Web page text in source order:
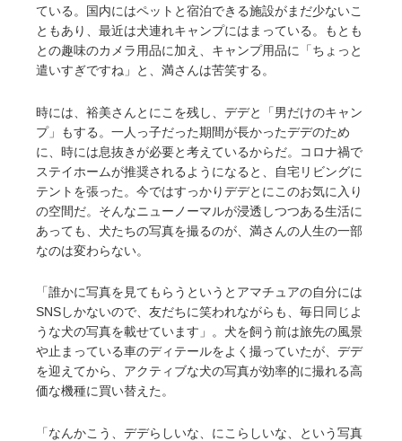
ている。国内にはペットと宿泊できる施設がまだ少ないこ
ともあり、最近は犬連れキャンプにはまっている。もとも
との趣味のカメラ用品に加え、キャンプ用品に「ちょっと
遣いすぎですね」と、満さんは苦笑する。
時には、裕美さんとにこを残し、デデと「男だけのキャン
プ」もする。一人っ子だった期間が長かったデデのため
に、時には息抜きが必要と考えているからだ。コロナ禍で
ステイホームが推奨されるようになると、自宅リビングに
テントを張った。今ではすっかりデデとにこのお気に入り
の空間だ。そんなニューノーマルが浸透しつつある生活に
あっても、犬たちの写真を撮るのが、満さんの人生の一部
なのは変わらない。
「誰かに写真を見てもらうというとアマチュアの自分には
SNSしかないので、友だちに笑われながらも、毎日同じよ
うな犬の写真を載せています」。犬を飼う前は旅先の風景
や止まっている車のディテールをよく撮っていたが、デデ
を迎えてから、アクティブな犬の写真が効率的に撮れる高
価な機種に買い替えた。
「なんかこう、デデらしいな、にこらしいな、という写真